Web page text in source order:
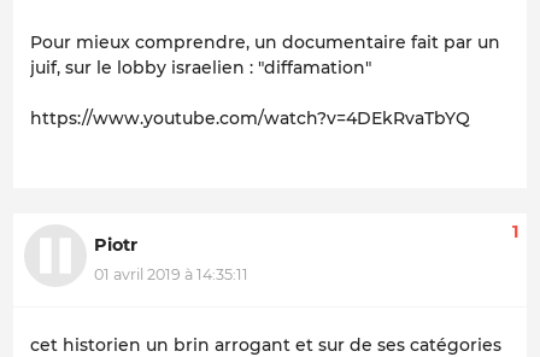
Pour mieux comprendre, un documentaire fait par un
juif, sur le lobby israelien : "diffamation"
https://www.youtube.com/watch?v=4DEkRvaTbYQ
Piotr
01 avril 2019 à 14:35:11
1
cet historien un brin arrogant et sur de ses catégories